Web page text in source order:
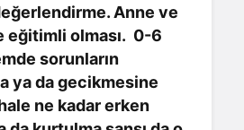
Anne ve
eğitimli olması. 0-6
sorunların
ya da gecikmesine
ne kadar erken